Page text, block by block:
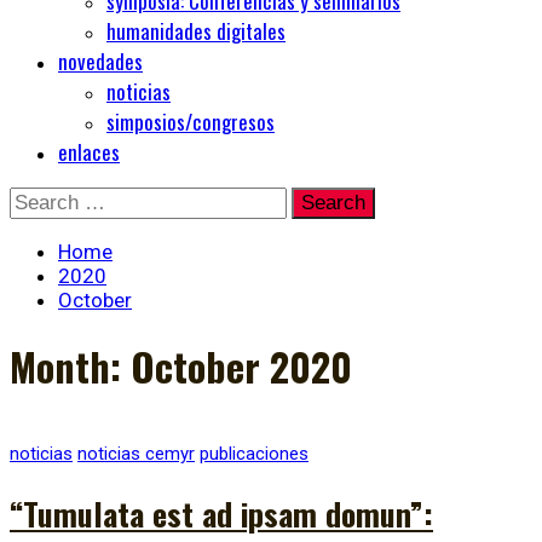
humanidades digitales
novedades
noticias
simposios/congresos
enlaces
Skip
to
content
Search
for:
Home
2020
October
Month: October 2020
noticias noticias cemyr publicaciones
“Tumulata est ad ipsam domun”: